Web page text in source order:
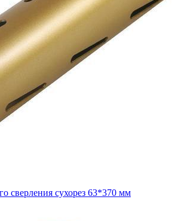
сверления сухорез 63*370 мм